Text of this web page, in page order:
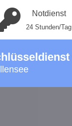
Notdienst
24 Stunden/Tag